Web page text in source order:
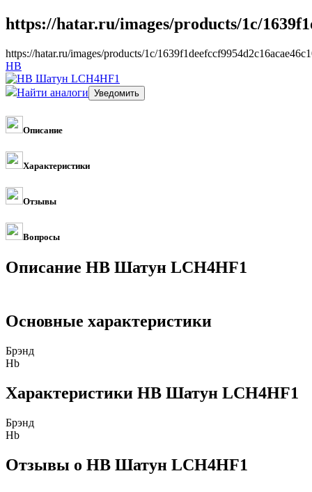
https://hatar.ru/images/products/1c/
https://hatar.ru/images/products/1c/
HB
Найти аналоги
Описание
Характеристики
Отзывы
Вопросы
Описание HB Шатун LCH4HF1
Основные характеристики
Брэнд
Hb
Характеристики HB Шатун LCH4HF1
Брэнд
Hb
Отзывы о HB Шатун LCH4HF1